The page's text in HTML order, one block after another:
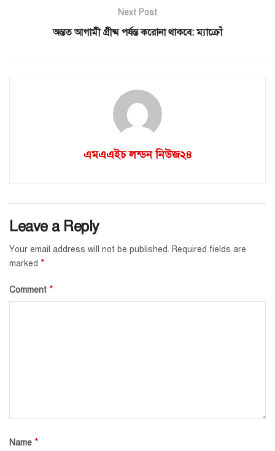
Next Post
অন্তত আগামী গ্রীষ্ম পর্যন্ত করোনা থাকবে: ম্যাক্রোঁ
এমএএইচ লন্ডন নিউজ২৪
Leave a Reply
Your email address will not be published. Required fields are
marked *
Comment *
Name *